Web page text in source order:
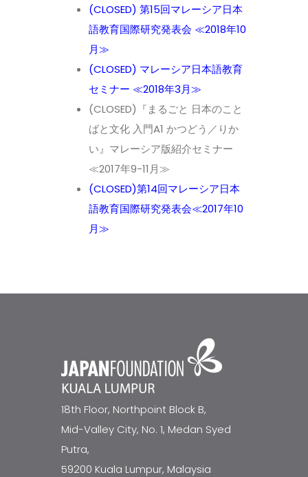
(CLOSED) 第15回マレーシア日本
語教育国際研究発表会 ≪2018年10
月≫
(CLOSED) マレーシア日本語教育
セミナー ≪2018年3月≫
(CLOSED)『まるごと 日本のこと
ばと文化 入門A1 かつどう／りか
い』マレーシア版紹介セミナー
≪2017年9-11月≫
(CLOSED)第14回マレーシア日本
語教育国際研究発表会≪2017年10
月≫
18th Floor, Northpoint Block B,
Mid-Valley City, No. 1, Medan Syed
Putra,
59200 Kuala Lumpur, Malaysia